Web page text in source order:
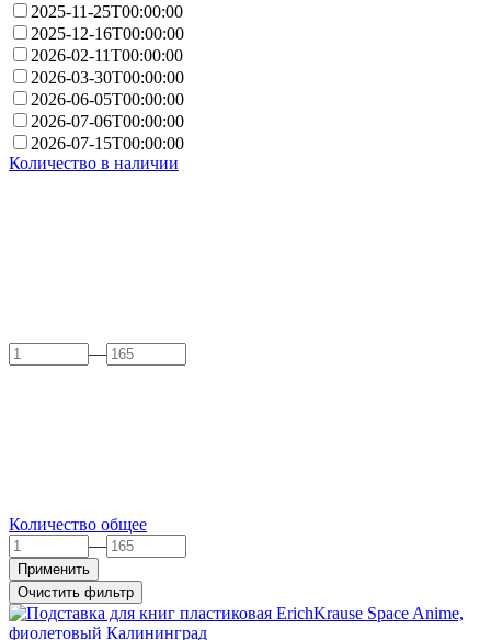
2025-11-25T00:00:00
2025-12-16T00:00:00
2026-02-11T00:00:00
2026-03-30T00:00:00
2026-06-05T00:00:00
2026-07-06T00:00:00
2026-07-15T00:00:00
Количество в наличии
—
Количество общее
—
Применить
Очистить фильтр